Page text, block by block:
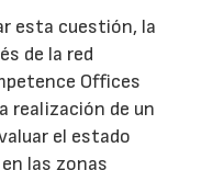
esta cuestión, la
de la red
Offices
realización de un
el estado
las zonas